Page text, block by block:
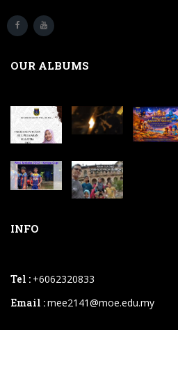
OUR ALBUMS
INFO
Tel : +6062320833
Email :mee2141@moe.edu.my